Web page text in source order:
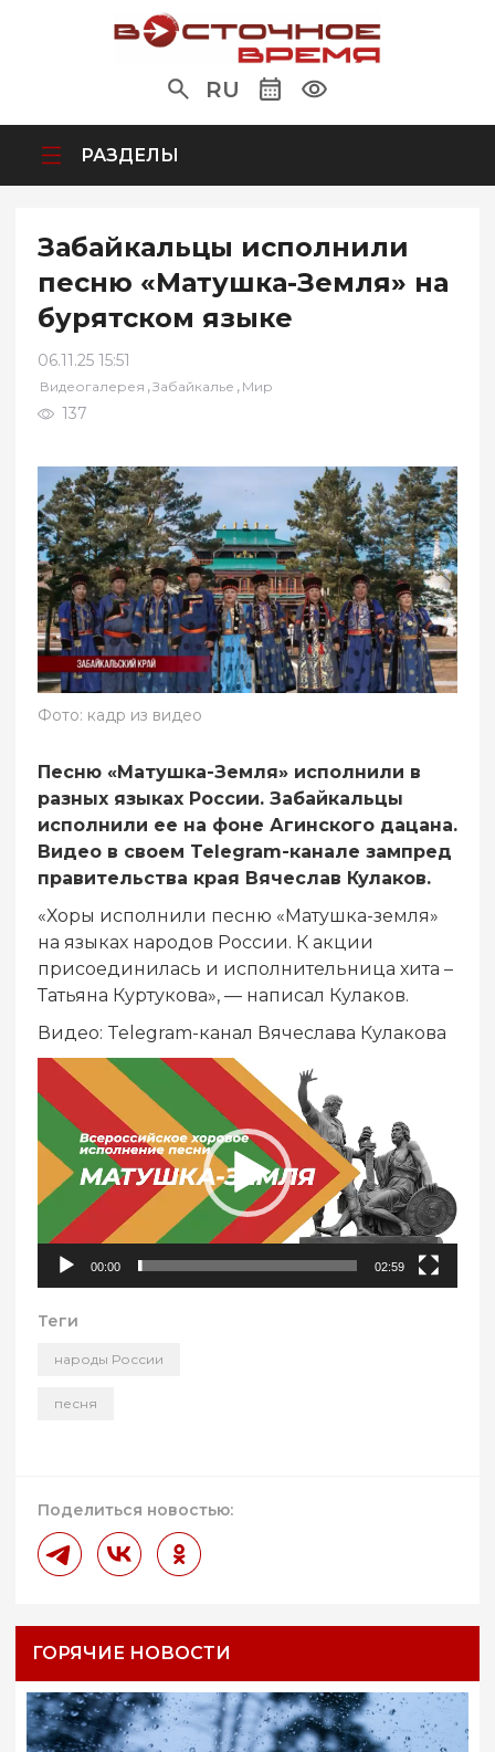
RU
РАЗДЕЛЫ
Забайкальцы исполнили
песню «Матушка-Земля» на
бурятском языке
06.11.25 15:51
Видеогалерея ,Забайкалье , Мир
137
Фото: кадр из видео
Песню «Матушка-Земля» исполнили в
разных языках России. Забайкальцы
исполнили ее на фоне Агинского дацана.
Видео в своем Telegram-канале зампред
правительства края Вячеслав Кулаков.
«Хоры исполнили песню «Матушка-земля»
на языках народов России. К акции
присоединилась и исполнительница хита –
Татьяна Куртукова», — написал Кулаков.
Видео: Telegram-канал Вячеслава Кулакова
Видеоплеер
00:00 02:59
Теги
народы России
песня
Поделиться новостью:
ГОРЯЧИЕ НОВОСТИ